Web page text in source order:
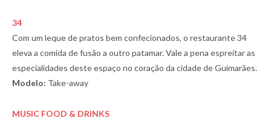
34
Com um leque de pratos bem confecionados, o restaurante 34
eleva a comida de fusão a outro patamar. Vale a pena espreitar as
especialidades deste espaço no coração da cidade de Guimarães.
Modelo: Take-away
MUSIC FOOD & DRINKS